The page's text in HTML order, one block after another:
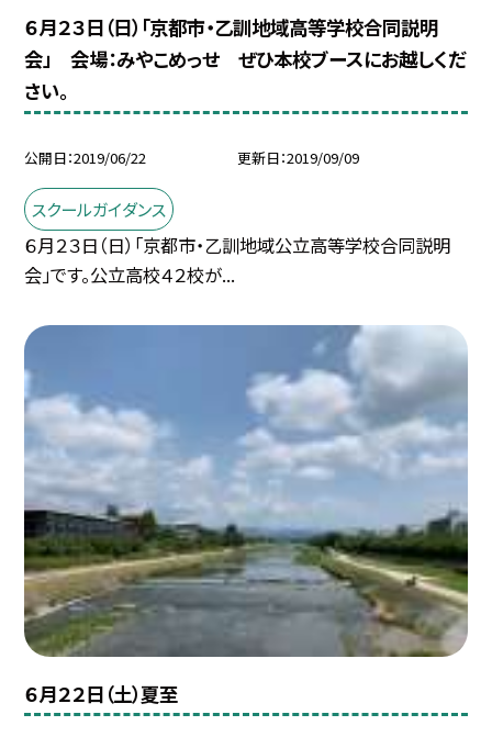
６月２３日（日）「京都市・乙訓地域高等学校合同説明
会」 会場：みやこめっせ ぜひ本校ブースにお越しくだ
さい。
公開日 2019/06/22 更新日 2019/09/09
スクールガイダンス
６月２３日（日）「京都市・乙訓地域公立高等学校合同説明
会」です。公立高校４２校が...
６月２２日（土）夏至